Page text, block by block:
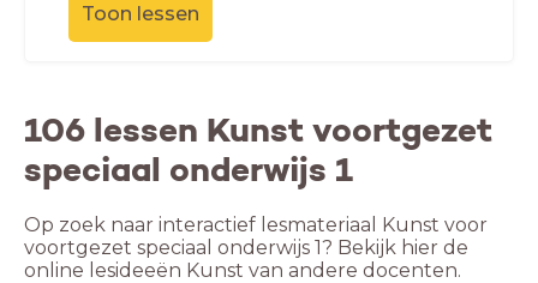
Toon lessen
106 lessen Kunst voortgezet
speciaal onderwijs 1
Op zoek naar interactief lesmateriaal Kunst voor
voortgezet speciaal onderwijs 1? Bekijk hier de
online lesideeën Kunst van andere docenten.